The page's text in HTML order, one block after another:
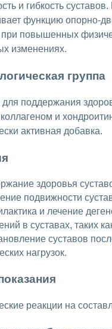
и гибкость
функцию опорно-
повышенных
изменениях.
группа
поддержания
и
активная добавка.
здоровья
подвижности
и лечение
в суставах, таких
суставов
нагрузок.
реакции на